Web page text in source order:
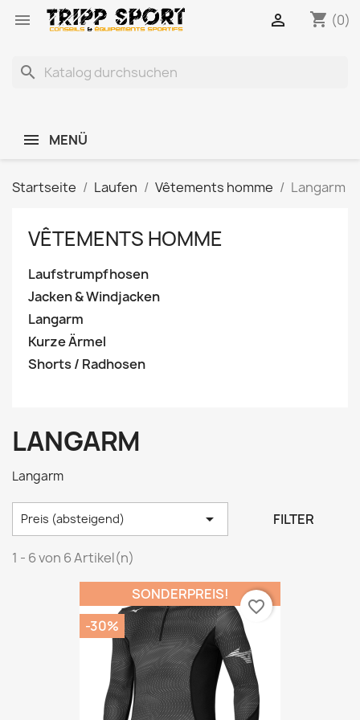
 shopping_cart (0)

search
MENÜ
Startseite Laufen Vêtements homme Langarm
VÊTEMENTS HOMME
Laufstrumpfhosen
Jacken & Windjacken
Langarm
Kurze Ärmel
Shorts / Radhosen
LANGARM
Langarm
Preis (absteigend)  FILTER
1 - 6 von 6 Artikel(n)
SONDERPREIS!
-30%
favorite_border